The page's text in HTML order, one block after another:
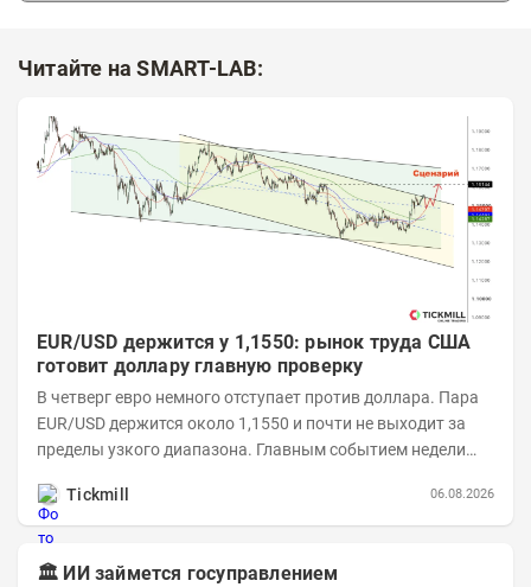
Читайте на SMART-LAB:
EUR/USD держится у 1,1550: рынок труда США
готовит доллару главную проверку
В четверг евро немного отступает против доллара. Пара
EUR/USD держится около 1,1550 и почти не выходит за
пределы узкого диапазона. Главным событием недели
Tickmill
06.08.2026
🏛️ ИИ займется госуправлением